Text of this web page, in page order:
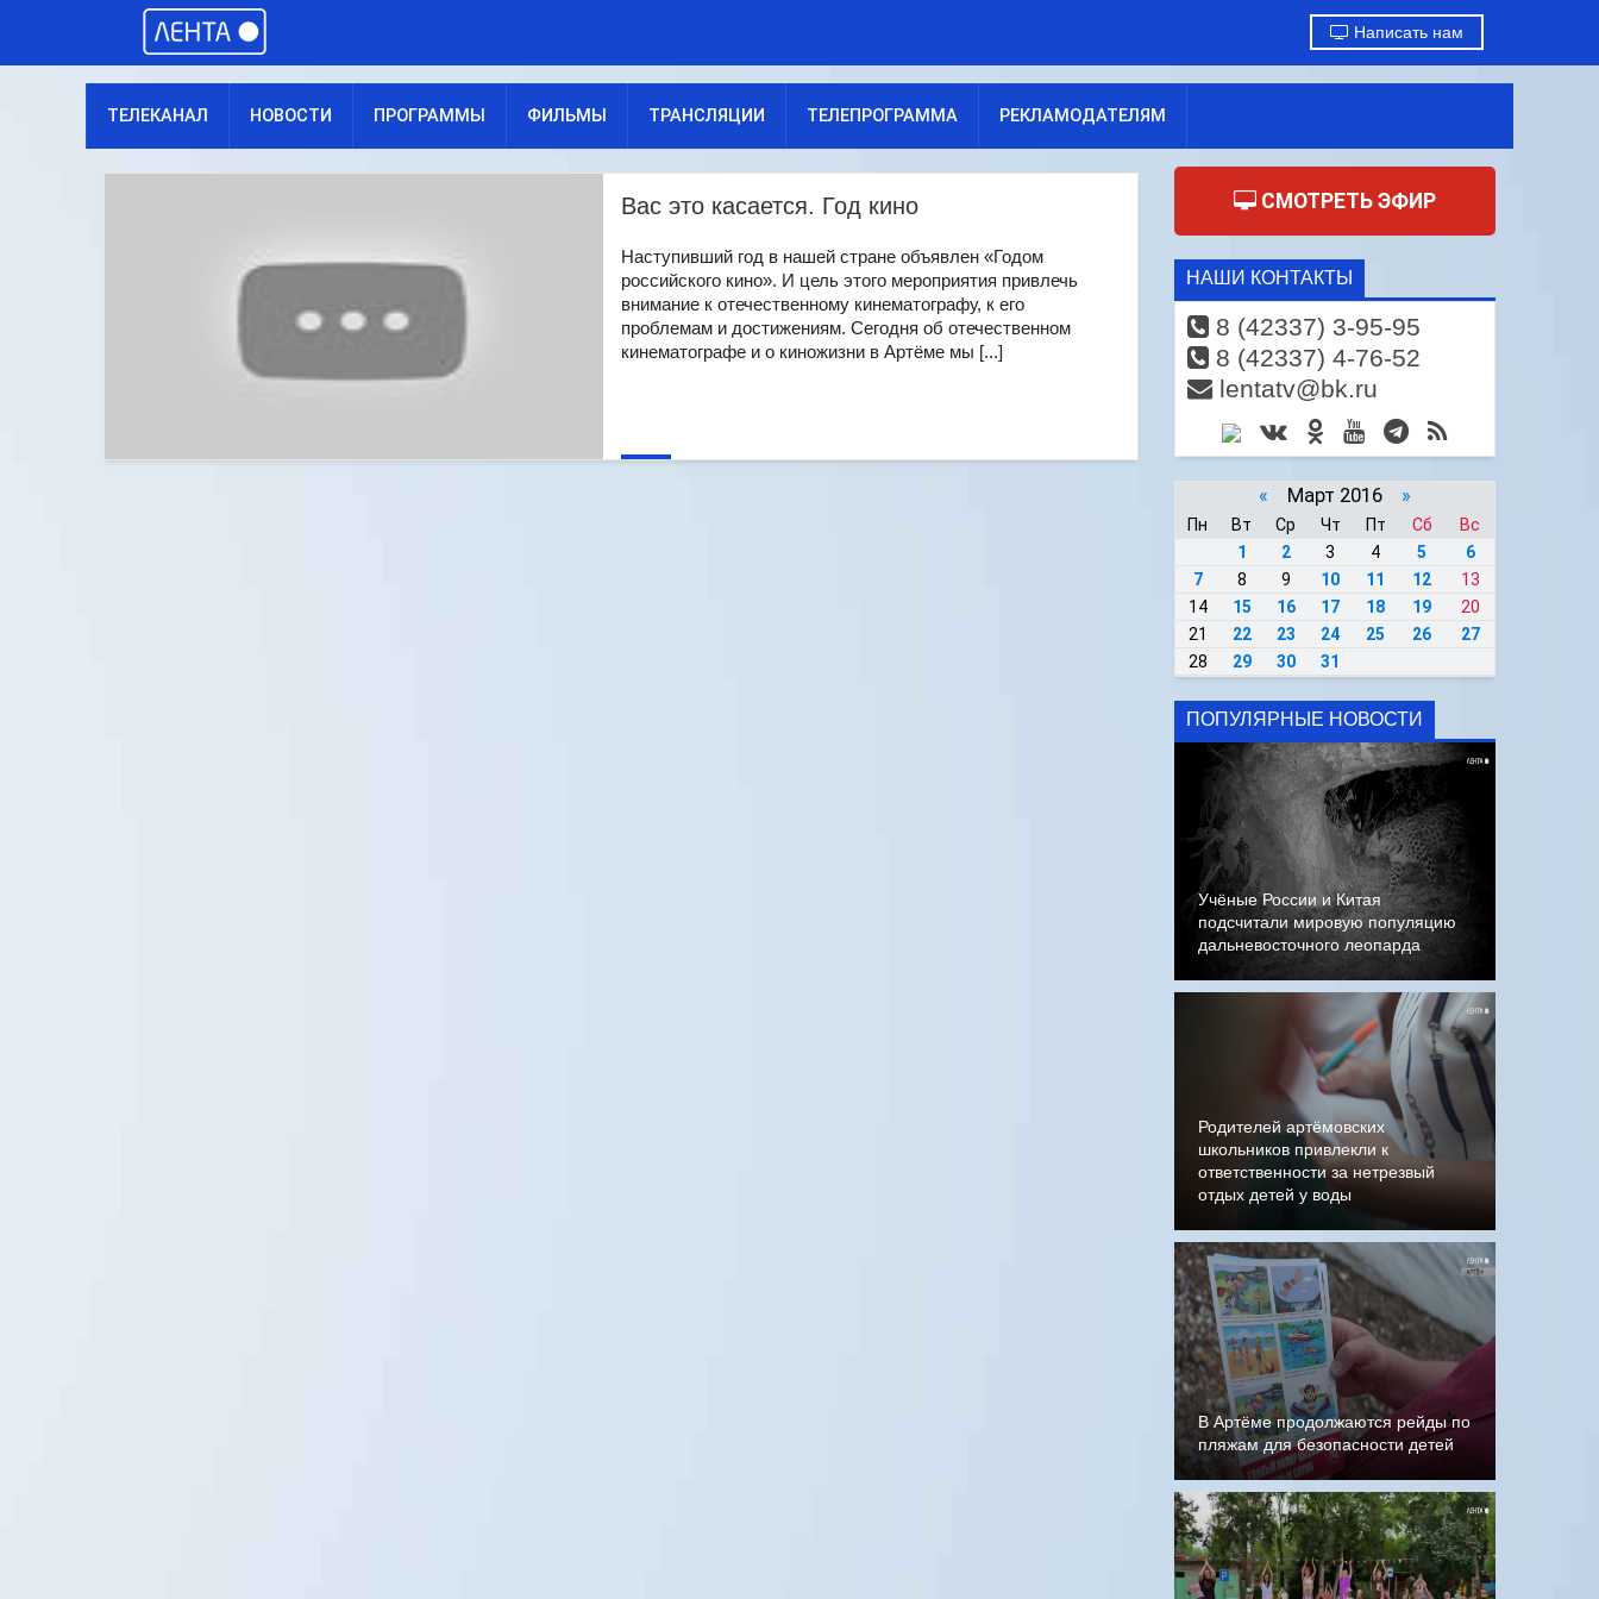
Написать нам
ТЕЛЕКАНАЛ НОВОСТИ ПРОГРАММЫ ФИЛЬМЫ ТРАНСЛЯЦИИ ТЕЛЕПРОГРАММА РЕКЛАМОДАТЕЛЯМ
Вас это касается. Год кино
Наступивший год в нашей стране объявлен «Годом
российского кино». И цель этого мероприятия привлечь
внимание к отечественному кинематографу, к его
проблемам и достижениям. Сегодня об отечественном
кинематографе и о киножизни в Артёме мы [...]
СМОТРЕТЬ ЭФИР
НАШИ КОНТАКТЫ
8 (42337) 3-95-95
8 (42337) 4-76-52
lentatv@bk.ru
« Март 2016 »
Пн Вт Ср Чт Пт Сб
Вс
1
2 3 4 5
6
7
8 9 10 11 12
13
14
15 16 17 18 19
20
21
22 23 24 25 26
27
28
29 30 31
ПОПУЛЯРНЫЕ НОВОСТИ
Учёные России и Китая
подсчитали мировую популяцию
дальневосточного леопарда
Родителей артёмовских
школьников привлекли к
ответственности за нетрезвый
отдых детей у воды
В Артёме продолжаются рейды по
пляжам для безопасности детей